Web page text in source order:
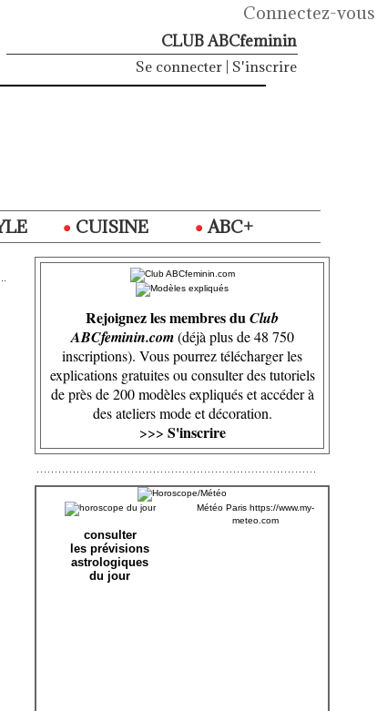
Connectez-vous
CLUB ABCfeminin
Se connecter S'inscrire
CUISINE
ABC+
Rejoignez les membres duClub
ABCfeminin.com(déjà plus de 48 750
inscriptions). Vous pourrez télécharger les
explications gratuites ou consulter des tutoriels
de près de 200 modèles expliqués et accéder à
des ateliers mode et décoration.
>>> S'inscrire
consulter
les prévisions
astrologiques
du jour
Météo Paris https://www.my-
meteo.com